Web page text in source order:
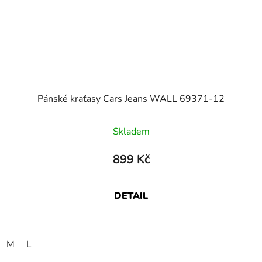
Pánské kraťasy Cars Jeans WALL 69371-12
Skladem
899 Kč
DETAIL
M L